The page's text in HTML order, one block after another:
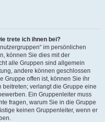
trete ich ihnen bei?
im persönlichen
können Sie dies mit der
alle Gruppen sind allgemein
andere können geschlossen
Gruppe offen ist, können Sie ihr
verlangt die Gruppe eine
Ein Gruppenleiter muss
fragen, warum Sie in die Gruppe
keinen Gruppenleiter, wenn er